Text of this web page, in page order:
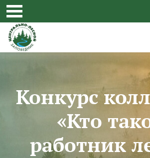
Перейти к основному содержанию
Конкурс
«Кто
работник